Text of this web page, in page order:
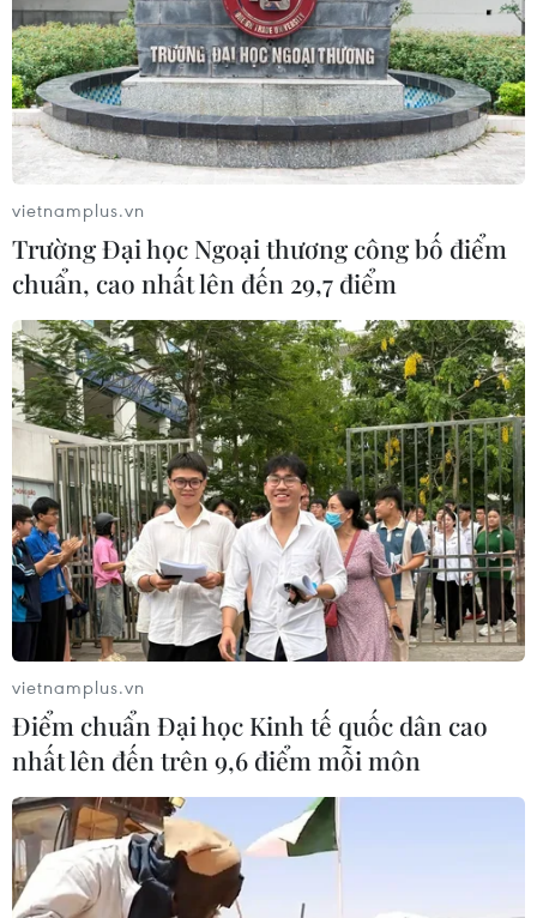
nhận máy bay thứ 14-chiếc cuối cùng trong hợp đồng
thuê, mua A350 của hãng với Airbus.
vietnamplus.vn
Trường Đại học Ngoại thương công bố điểm
chuẩn, cao nhất lên đến 29,7 điểm
vietnamplus.vn
Điểm chuẩn Đại học Kinh tế quốc dân cao
nhất lên đến trên 9,6 điểm mỗi môn